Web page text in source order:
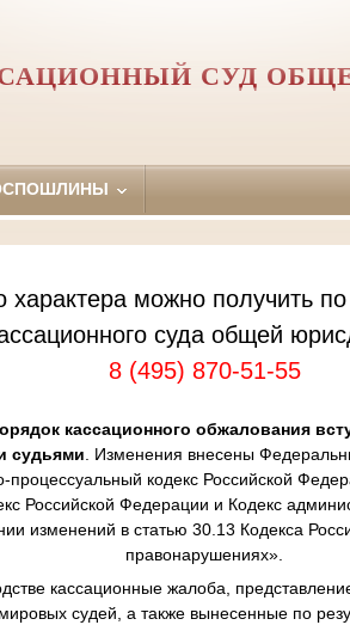
СУД
характера можно получить
суда общей
8 (495) 870-51-55
кассационного обжалования
судьями. Изменения внесены
процессуальный кодекс Российской
Российской Федерации и Кодекс
изменений в статью 30.13 Кодекса
правонарушениях».
кассационные жалоба,
судей, а также вынесенные по